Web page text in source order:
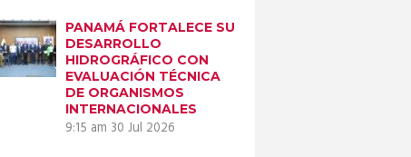
PANAMÁ FORTALECE SU
DESARROLLO
HIDROGRÁFICO CON
EVALUACIÓN TÉCNICA
DE ORGANISMOS
INTERNACIONALES
9:15 am 30 Jul 2026